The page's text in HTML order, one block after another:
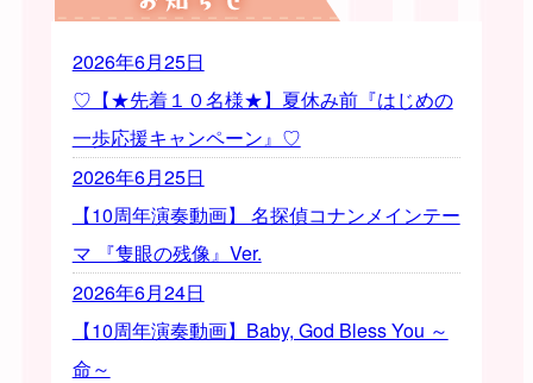
2026年6月25日
♡【★先着１０名様★】夏休み前『はじめの
一歩応援キャンペーン』♡
2026年6月25日
【10周年演奏動画】 名探偵コナンメインテー
マ 『隻眼の残像』Ver.
2026年6月24日
【10周年演奏動画】Baby, God Bless You ～
命～